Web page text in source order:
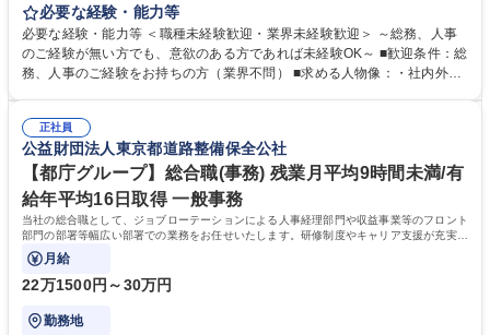
します。 ＜具体的には＞ ・総務/人事労務（給与・社保・勤怠管理など）
・採用・教育研修 ・福利厚生運用 など ※基本的には事務所勤務ですが、
採用や教育等の業務内容により、関西圏以外への日帰り・宿泊を伴う国内
出張もございます。 ※担当業務を持ちつつ、お互いに助け合いながら、総
必要な経験・能力等
必要な経験・能力等 ＜職種未経験歓迎・業界未経験歓迎＞ ～総務、人事
のご経験が無い方でも、意欲のある方であれば未経験OK～ ■歓迎条件：総
務、人事のご経験をお持ちの方（業界不問） ■求める人物像：・社内外の
正社員
公益財団法人東京都道路整備保全公社
【都庁グループ】総合職(事務) 残業月平均9時間未満/有
給年平均16日取得 一般事務
当社の総合職として、ジョブローテーションによる人事経理部門や収益事業等のフロント
部門の部署等幅広い部署での業務をお任せいたします。研修制度やキャリア支援が充実し
ております！ ※下記業務詳細
月給
22万1500円～30万円
勤務地